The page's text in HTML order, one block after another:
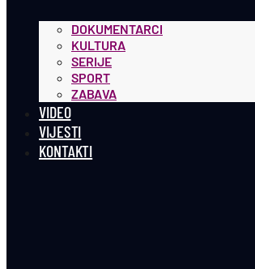
DOKUMENTARCI
KULTURA
SERIJE
SPORT
ZABAVA
VIDEO
VIJESTI
KONTAKTI